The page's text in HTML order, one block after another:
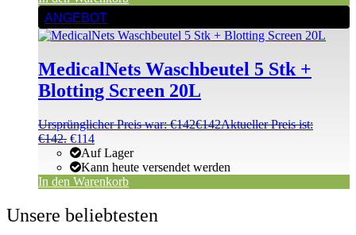
ANGEBOT
MedicalNets Waschbeutel 5 Stk +
Blotting Screen 20L
Ursprünglicher Preis war: €142€142Aktueller Preis ist:
€142. €114
Auf Lager
Kann heute versendet werden
In den Warenkorb
Unsere beliebtesten